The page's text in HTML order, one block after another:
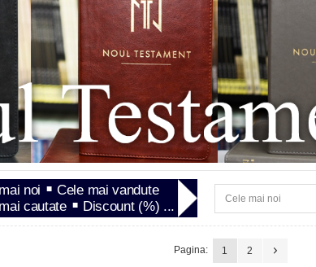
noi
Cele mai vandute
cautate
Discount (%) ...
Pagina: 1 2